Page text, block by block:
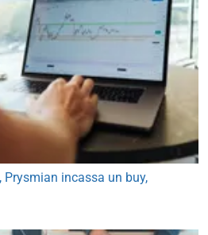
incassa un buy,